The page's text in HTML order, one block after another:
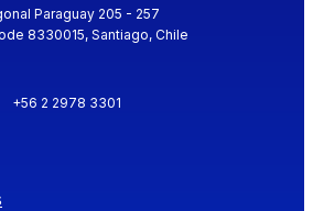
Paraguay 205 - 257
8330015, Santiago, Chile
+56 2 2978 3301